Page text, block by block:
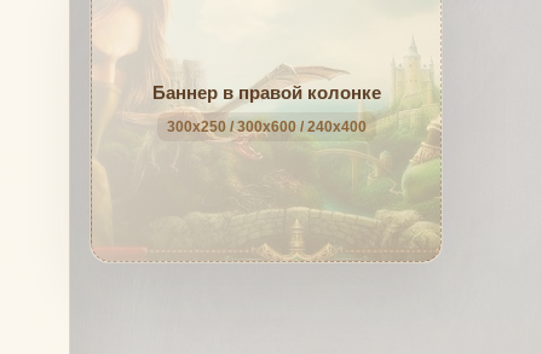
Баннер в правой колонке
300x250 / 300x600 / 240x400